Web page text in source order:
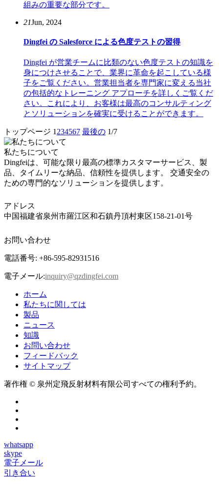
組みの重要な部分です。
21Jun, 2024
Dingfei の Salesforce による色度テストの習得
Dingfei が営業チームに比類のない色度テストの知識を
身につけさせることで、業界に革命を起こしている様
子をご覧ください。営業担当者を専門家に変える当社
の包括的なトレーニング アプローチを詳しくご覧くだ
さい。これにより、お客様は最高のコンサルティング
とソリューションを確実に受けることができます。
トップページ 1 234567 最後の 1/7
私たちについて
Dingfeiは、可能な限り最高の標準カスタマーサービス、製
品、タイムリーな納品、信頼性を提供します。 交通安全の
ための専門的なソリューションを提供します。
アドレス
中国福建省泉州市羅江区和石鎮丹頂村東区158-21-01号
お問い合わせ
電話番号: +86-595-82931516
電子メール:inquiry@qzdingfei.com
ホーム
私たちに関しては
製品
ニュース
知識
お問い合わせ
フィードバック
サイトマップ
著作権 © 泉州定飛反射材料有限公司すべての権利予約。
whatsapp
skype
電子メール
引き合い